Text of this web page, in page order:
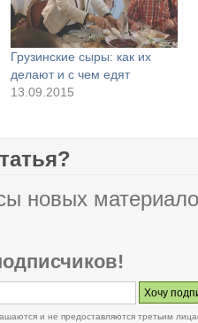
Грузинские сыры: как их
делают и с чем едят
13.09.2015
новых
и не предоставляются третьим